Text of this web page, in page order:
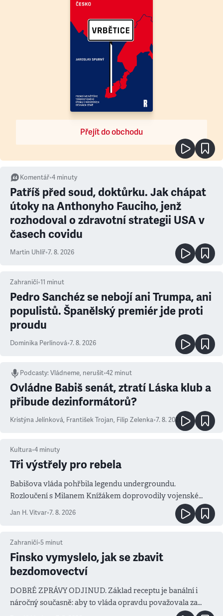
Přejít do obchodu
Komentář•4 minuty
Patříš před soud, doktůrku. Jak chápat
útoky na Anthonyho Fauciho, jenž
rozhodoval o zdravotní strategii USA v
časech covidu
Martin Uhlíř•7. 8. 2026
Zahraničí•11 minut
Pedro Sanchéz se nebojí ani Trumpa, ani
populistů. Španělský premiér jde proti
proudu
Dominika Perlínová•7. 8. 2026
Podcasty:Vládneme, nerušit•42 minut
Ovládne Babiš senát, ztratí Láska klub a
přibude dezinformátorů?
Kristýna Jelínková, František Trojan, Filip Zelenka•7. 8. 2026
Kultura•4 minuty
Tři výstřely pro rebela
Babišova vláda pohřbila legendu undergroundu.
Rozloučení s Milanem Knížákem doprovodily vojenské
salvy i kritika pokrokářů
Jan H. Vitvar•7. 8. 2026
Zahraničí•5 minut
Finsko vymyslelo, jak se zbavit
bezdomovectví
DOBRÉ ZPRÁVY ODJINUD. Základ receptu je banální i
náročný současně: aby to vláda opravdu považovala za